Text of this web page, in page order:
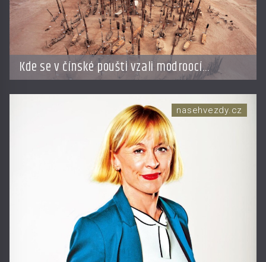
Kde se v čínské poušti vzali modroocí
blonďáci?
nasehvezdy.cz